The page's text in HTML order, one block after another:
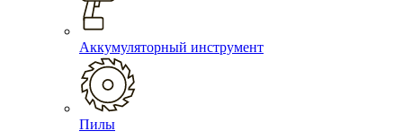
Аккумуляторный инструмент
Пилы